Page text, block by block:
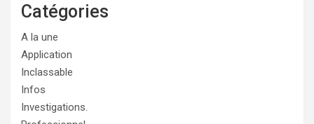
Catégories
A la une
Application
Inclassable
Infos
Investigations.